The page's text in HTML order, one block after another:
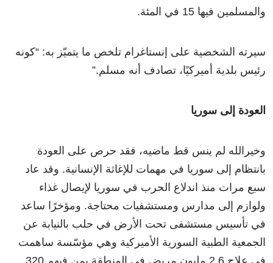
والمسلمين فيها 15 في المئة.
سيرته الشخصية على إنستاغرام تلخص ما يتميّز به: “كونه
رئيس بلدية أميركيًا، تصادف أنه مسلم.”
العودة إلى سوريا
وخيرالله لم ينس قط ماضيه، فقد حرص على العودة
بانتظام إلى سوريا في مهمات للإغاثة الإنسانية. وقد عاد
سبع مرات منذ اندلاع الحرب في سوريا لإيصال غذاء
ولوازم إلى مدارس ومستشفيات محتاجة. ومؤخرًا ساعد
في تأسيس مستشفى تحت الأرض في حلب بالنيابة عن
الجمعية الطبية السورية الأميركية وهي مؤسّسة ساهمت
في علاج 2.6 مليون مريض في المنطقة بمن فيهم 320